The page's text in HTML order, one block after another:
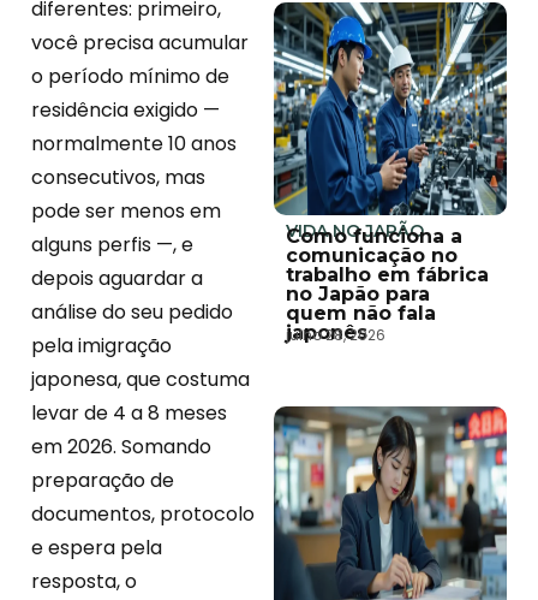
diferentes: primeiro,
você precisa acumular
o período mínimo de
residência exigido —
normalmente 10 anos
consecutivos, mas
pode ser menos em
alguns perfis —, e
depois aguardar a
análise do seu pedido
pela imigração
japonesa, que costuma
levar de 4 a 8 meses
em 2026. Somando
preparação de
documentos, protocolo
e espera pela
resposta, o
VIDA NO JAPÃO
Como funciona a
comunicação no
trabalho em fábrica
no Japão para
quem não fala
japonês
julho 28, 2026